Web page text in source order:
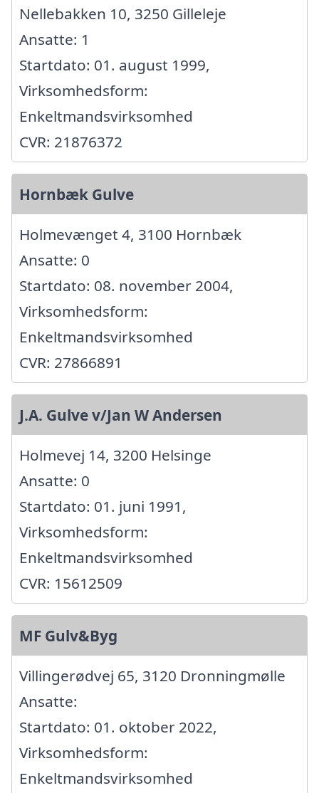
Nellebakken 10, 3250 Gilleleje
Ansatte: 1
Startdato: 01. august 1999,
Virksomhedsform:
Enkeltmandsvirksomhed
CVR: 21876372
Hornbæk Gulve
Holmevænget 4, 3100 Hornbæk
Ansatte: 0
Startdato: 08. november 2004,
Virksomhedsform:
Enkeltmandsvirksomhed
CVR: 27866891
J.A. Gulve v/Jan W Andersen
Holmevej 14, 3200 Helsinge
Ansatte: 0
Startdato: 01. juni 1991,
Virksomhedsform:
Enkeltmandsvirksomhed
CVR: 15612509
MF Gulv&Byg
Villingerødvej 65, 3120 Dronningmølle
Ansatte:
Startdato: 01. oktober 2022,
Virksomhedsform:
Enkeltmandsvirksomhed